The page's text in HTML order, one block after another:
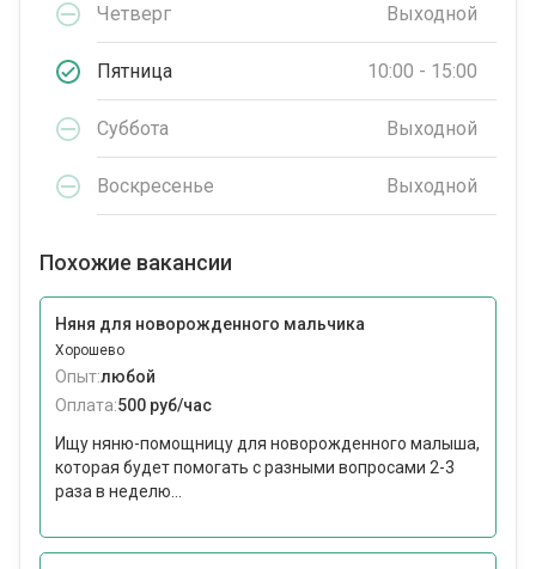
Четверг Выходной
Пятница 10:00 - 15:00
Суббота Выходной
Воскресенье Выходной
Похожие вакансии
Няня для новорожденного мальчика
Хорошево
Опыт:любой
Оплата:500 руб/час
Ищу няню-помощницу для новорожденного малыша,
которая будет помогать с разными вопросами 2-3
раза в неделю...